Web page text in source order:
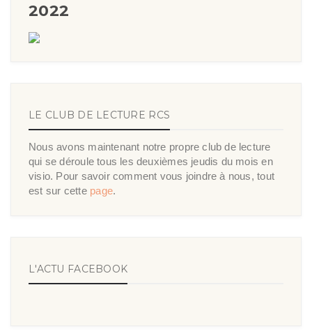
2022
LE CLUB DE LECTURE RCS
Nous avons maintenant notre propre club de lecture
qui se déroule tous les deuxièmes jeudis du mois en
visio. Pour savoir comment vous joindre à nous, tout
est sur cette page.
L'ACTU FACEBOOK